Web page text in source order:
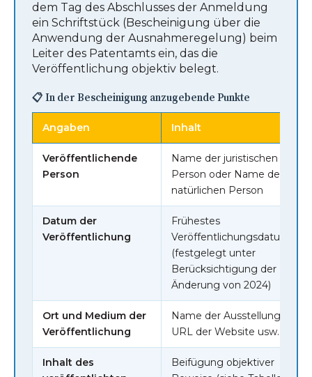
dem Tag des Abschlusses der Anmeldung
ein Schriftstück (Bescheinigung über die
Anwendung der Ausnahmeregelung) beim
Leiter des Patentamts ein, das die
Veröffentlichung objektiv belegt.
📋 In der Bescheinigung anzugebende Punkte
Angaben Inhalt
Veröffentlichende
Person
Name der juristischen
Person oder Name der
natürlichen Person
Datum der
Veröffentlichung
Frühestes
Veröffentlichungsdatum
(festgelegt unter
Berücksichtigung der
Änderung von 2024)
Ort und Medium der
Veröffentlichung
Name der Ausstellung,
URL der Website usw.
Inhalt des
Beifügung objektiver